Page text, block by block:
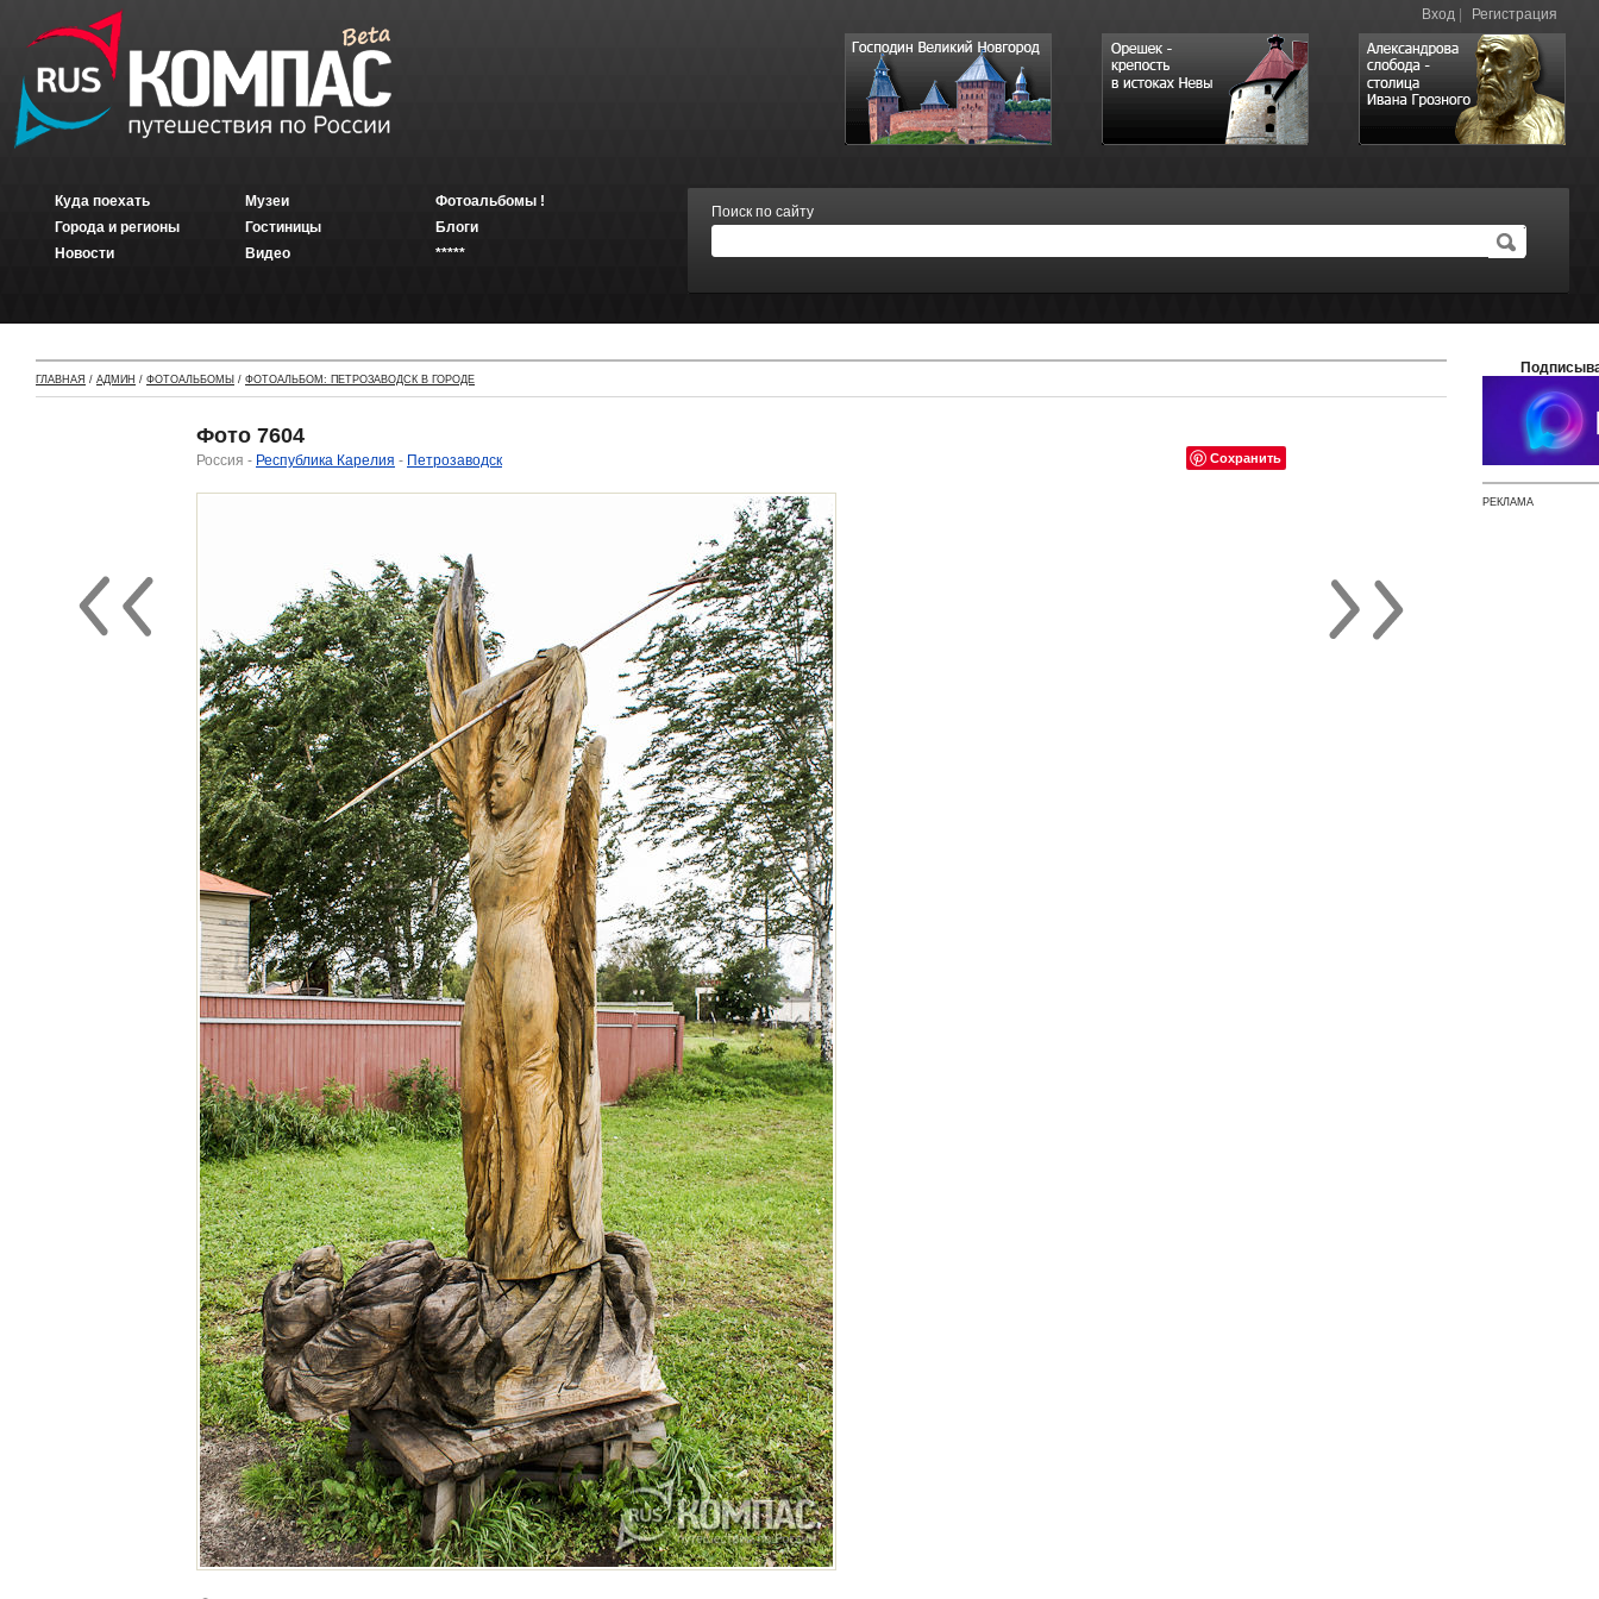
Вход Регистрация
Куда поехать
Города и регионы
Новости
Музеи
Гостиницы
Видео
Фотоальбомы !
Блоги
*****
Поиск по сайту
ГЛАВНАЯ / АДМИН / ФОТОАЛЬБОМЫ / ФОТОАЛЬБОМ: ПЕТРОЗАВОДСК В ГОРОДЕ
Фото 7604
Сохранить
Россия - Республика Карелия - Петрозаводск
РЕКЛАМА